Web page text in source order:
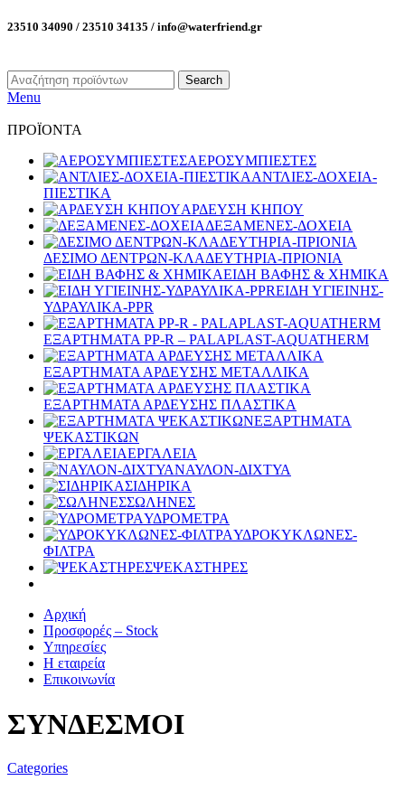
23510 34090 / 23510 34135 / info@waterfriend.gr
Search
Menu
ΠΡΟΪΟΝΤΑ
ΑΕΡΟΣΥΜΠΙΕΣΤΕΣ
ΑΝΤΛΙΕΣ-ΔΟΧΕΙΑ-
ΠΙΕΣΤΙΚΑ
ΑΡΔΕΥΣΗ ΚΗΠΟΥ
ΔΕΞΑΜΕΝΕΣ-ΔΟΧΕΙΑ
ΔΕΣΙΜΟ ΔΕΝΤΡΩΝ-ΚΛΑΔΕΥΤΗΡΙΑ-ΠΡΙΟΝΙΑ
ΕΙΔΗ ΒΑΦΗΣ & ΧΗΜΙΚΑ
ΕΙΔΗ ΥΓΙΕΙΝΗΣ-
ΥΔΡΑΥΛΙΚΑ-PPR
ΕΞΑΡΤΗΜΑΤΑ PP-R – PALAPLAST-AQUATHERM
ΕΞΑΡΤΗΜΑΤΑ ΑΡΔΕΥΣΗΣ ΜΕΤΑΛΛΙΚΑ
ΕΞΑΡΤΗΜΑΤΑ ΑΡΔΕΥΣΗΣ ΠΛΑΣΤΙΚΑ
ΕΞΑΡΤΗΜΑΤΑ
ΨΕΚΑΣΤΙΚΩΝ
ΕΡΓΑΛΕΙΑ
ΝΑΥΛΟΝ-ΔΙΧΤΥΑ
ΣΙΔΗΡΙΚΑ
ΣΩΛΗΝΕΣ
ΥΔΡΟΜΕΤΡΑ
ΥΔΡΟΚΥΚΛΩΝΕΣ-
ΦΙΛΤΡΑ
ΨΕΚΑΣΤΗΡΕΣ
Αρχική
Προσφορές – Stock
Υπηρεσίες
Η εταιρεία
Επικοινωνία
ΣΥΝΔΕΣΜΟΙ
Categories